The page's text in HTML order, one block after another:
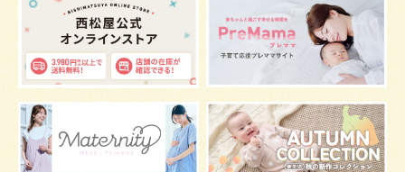
改善 枕 メニュー
グッズ お七夜 お宮参り 初節句
肌 抱っこ スキンケア お肌
マタニティウェア おしゃぶり 絵本 肌着